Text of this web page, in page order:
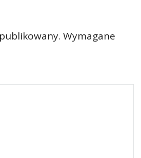
Wymagane